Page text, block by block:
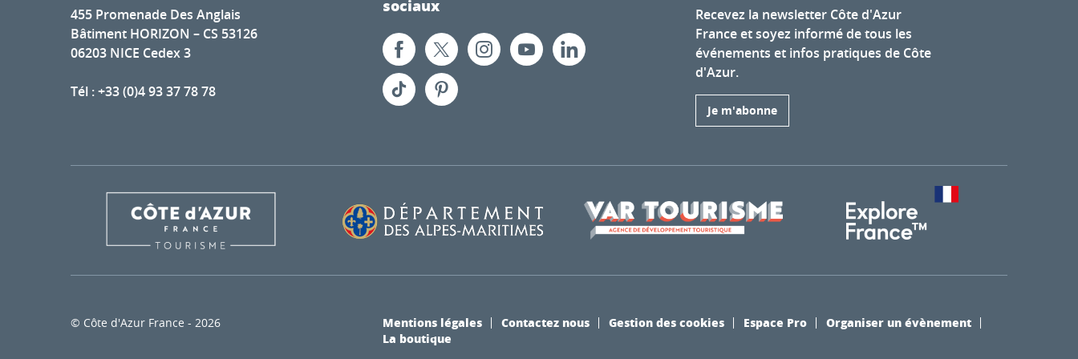
455 Promenade Des Anglais
Bâtiment HORIZON – CS 53126
06203 NICE Cedex 3
Tél : +33 (0)4 93 37 78 78
sociaux
Recevez la newsletter Côte d'Azur
France et soyez informé de tous les
événements et infos pratiques de Côte
d'Azur.
Je m'abonne
© Côte d'Azur France - 2026 Mentions légales Contactez nous Gestion des cookies Espace Pro
Organiser un évènement
La boutique